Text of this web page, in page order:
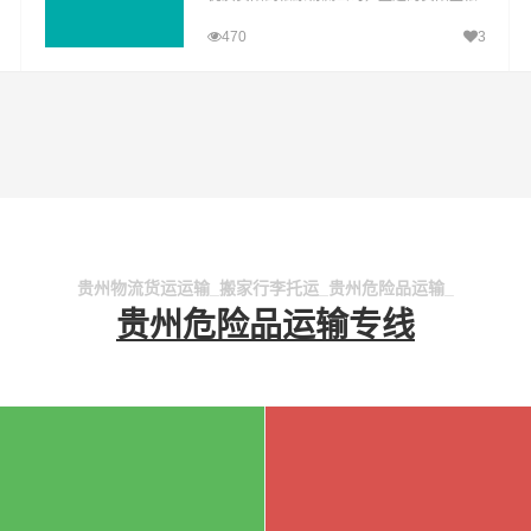
松原货运公司已成为山邦贵阳的优质物流品
470 3
贵州物流货运运输_搬家行李托运_贵州危险品运输_
贵州危险品运输专线